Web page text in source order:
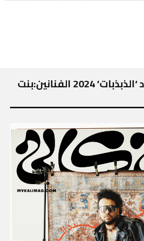
ضيوف غلاف عدد ‘الذبذبات’ 2024 الفنانين:بنت